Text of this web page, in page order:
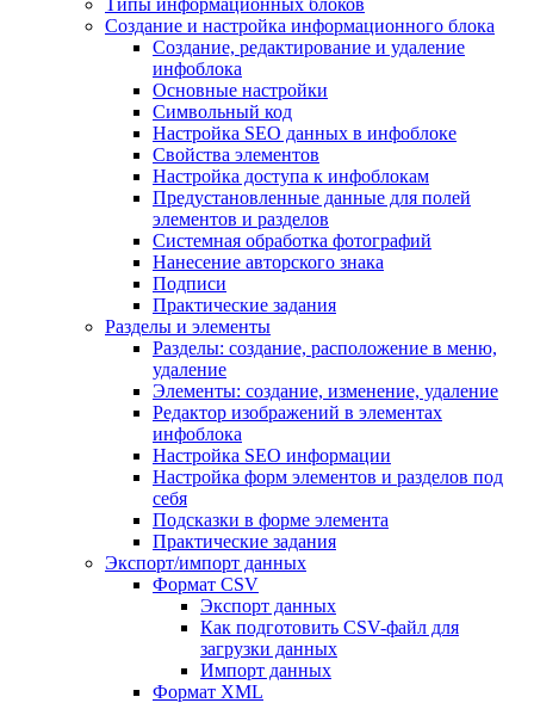
Типы информационных блоков
Создание и настройка информационного блока
Создание, редактирование и удаление
инфоблока
Основные настройки
Символьный код
Настройка SEO данных в инфоблоке
Свойства элементов
Настройка доступа к инфоблокам
Предустановленные данные для полей
элементов и разделов
Системная обработка фотографий
Нанесение авторского знака
Подписи
Практические задания
Разделы и элементы
Разделы: создание, расположение в меню,
удаление
Элементы: создание, изменение, удаление
Редактор изображений в элементах
инфоблока
Настройка SEO информации
Настройка форм элементов и разделов под
себя
Подсказки в форме элемента
Практические задания
Экспорт/импорт данных
Формат CSV
Экспорт данных
Как подготовить CSV-файл для
загрузки данных
Импорт данных
Формат XML